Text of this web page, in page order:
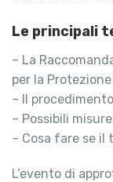
Le principali
– La
per la
– Il
– Possibili
– Cosa fare se
L’evento di